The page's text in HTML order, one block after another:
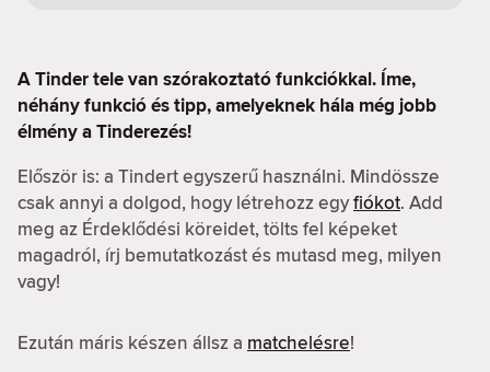
A Tinder tele van szórakoztató funkciókkal. Íme,
néhány funkció és tipp, amelyeknek hála még jobb
élmény a Tinderezés!
Először is: a Tindert egyszerű használni. Mindössze
csak annyi a dolgod, hogy létrehozz egyfiókot. Add
meg az Érdeklődési köreidet, tölts fel képeket
magadról, írj bemutatkozást és mutasd meg, milyen
vagy!
Ezután máris készen állsz a matchelésre!